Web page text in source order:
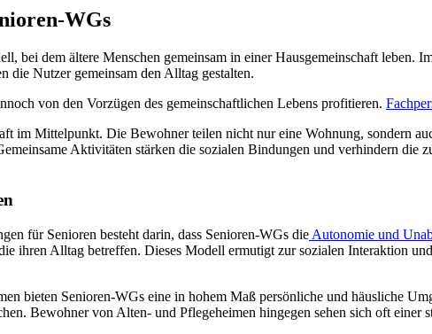
WGs
bei dem ältere Menschen gemeinsam in einer Hausgemeinschaft leben.
die Nutzer gemeinsam den Alltag gestalten.
von den Vorzügen des gemeinschaftlichen Lebens profitieren.
im Mittelpunkt. Die Bewohner teilen nicht nur eine Wohnung, sondern
Aktivitäten stärken die sozialen Bindungen und verhindern die
für Senioren besteht darin, dass Senioren-WGs die Autonomie und
ihren Alltag betreffen. Dieses Modell ermutigt zur sozialen Interaktion
bieten Senioren-WGs eine in hohem Maß persönliche und häusliche
Bewohner von Alten- und Pflegeheimen hingegen sehen sich oft einer